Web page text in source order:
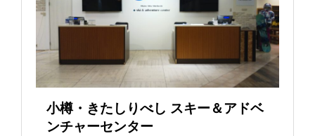
小樽・きたしりべし スキー＆アドベ
ンチャーセンター